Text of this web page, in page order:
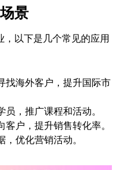
景
，以下是几个常见的应用
找海外客户，提升国际市
员，推广课程和活动。
客户，提升销售转化率。
，优化营销活动。